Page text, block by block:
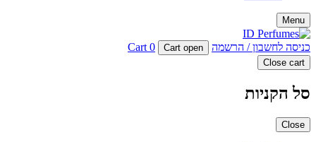
Menu
כניסה לחשבון / הרשמה Cart open
Cart 0
Close cart
סל הקניות
Close